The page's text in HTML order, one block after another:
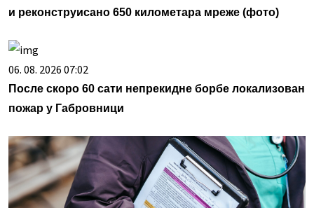
и реконструисано 650 километара мреже (фото)
06. 08. 2026 07:02
После скоро 60 сати непрекидне борбе локализован
пожар у Габровници